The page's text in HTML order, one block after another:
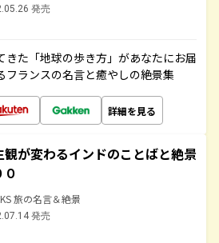
発売
きた「地球の歩き方」があなたにお届
フランスの名言と癒やしの絶景集
詳細を見る
観が変わるインドのことばと絶景
０
旅の名言＆絶景
発売